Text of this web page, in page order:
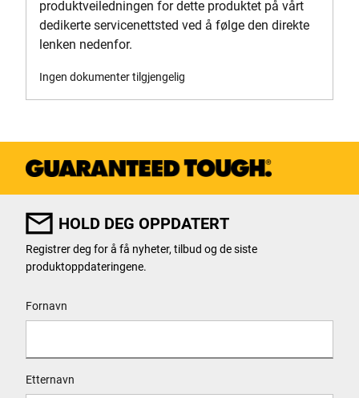
Yes
TOUGHSYSTEM
produktveiledningen for dette produktet på vårt
dedikerte servicenettsted ved å følge den direkte
lenken nedenfor.
Ingen dokumenter tilgjengelig
HOLD DEG OPPDATERT
Registrer deg for å få nyheter, tilbud og de siste
produktoppdateringene.
Fornavn
Etternavn